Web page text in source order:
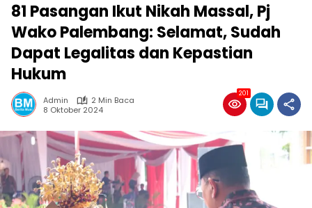
81 Pasangan Ikut Nikah Massal, Pj
Wako Palembang: Selamat, Sudah
Dapat Legalitas dan Kepastian
Hukum
Admin
2 Min Baca
8 Oktober 2024
201